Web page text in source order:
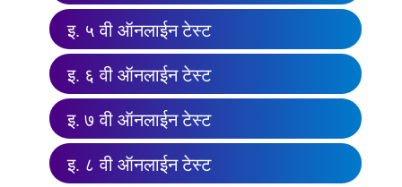
इ. ५ वी ऑनलाईन टेस्ट
इ. ६ वी ऑनलाईन टेस्ट
इ. ७ वी ऑनलाईन टेस्ट
इ. ८ वी ऑनलाईन टेस्ट